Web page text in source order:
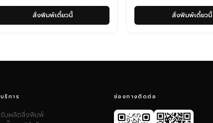
สั่งพิมพ์เดี๋ยวนี้ สั่งพิมพ์เดี๋ยวนี้
บริการ
รับผลิตสิ่งพิมพ์
ช่องทางติดต่อ